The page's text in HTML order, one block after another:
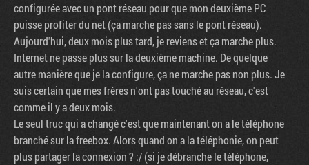
configurée avec un pont réseau pour que mon deuxième PC
puisse profiter du net (ça marche pas sans le pont réseau).
Aujourd'hui, deux mois plus tard, je reviens et ça marche plus.
Internet ne passe plus sur la deuxième machine. De quelque
autre manière que je la configure, ça ne marche pas non plus. Je
suis certain que mes frères n'ont pas touché au réseau, c'est
comme il y a deux mois.
Le seul truc qui a changé c'est que maintenant on a le téléphone
branché sur la freebox. Alors quand on a la téléphonie, on peut
plus partager la connexion ? :/ (si je débranche le téléphone,